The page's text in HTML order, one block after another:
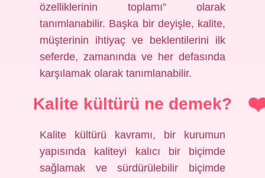
özelliklerinin toplamı” olarak
tanımlanabilir. Başka bir deyişle, kalite,
müşterinin ihtiyaç ve beklentilerini ilk
seferde, zamanında ve her defasında
karşılamak olarak tanımlanabilir.
Kalite kültürü ne demek?
Kalite kültürü kavramı, bir kurumun
yapısında kaliteyi kalıcı bir biçimde
sağlamak ve sürdürülebilir biçimde